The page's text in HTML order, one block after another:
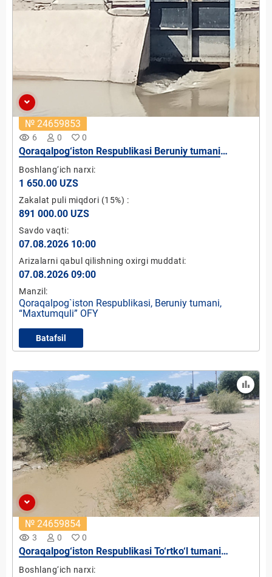
remove_red_eye 6 0 0
№ 24659853
Qoraqalpog‘iston Respublikasi Beruniy tumani
“Maxtumquli” OFY Qazaq-yab kanalida mikro GES-2
qurish loyihasi (quvvati 5 kVt)
Boshlang‘ich narxi:
1 650.00 UZS
Zakalat puli miqdori (15%) :
891 000.00 UZS
Savdo vaqti:
07.08.2026 10:00
Arizalarni qabul qilishning oxirgi muddati:
07.08.2026 09:00
Manzil:
Qoraqalpog`iston Respublikasi, Beruniy tumani,
“Maxtumquli” OFY
Batafsil
remove_red_eye 3 0 0
№ 24659854
Qoraqalpog‘iston Respublikasi To‘rtko‘l tumani
“Ko‘kcha” OFY hududidan utgan MK-5 kanali PK00
Boshlang‘ich narxi: